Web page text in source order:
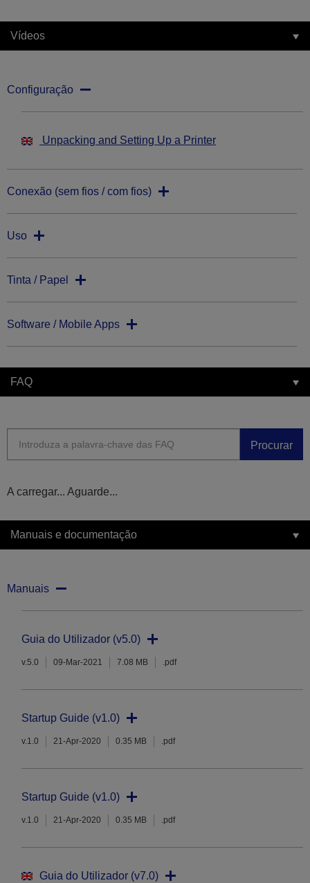
Vídeos
Configuração
Unpacking and Setting Up a Printer
Conexão (sem fios / com fios)
Uso
Tinta / Papel
Software / Mobile Apps
FAQ
Procurar
A carregar... Aguarde...
Manuais e documentação
Manuais
Guia do Utilizador (v5.0)
v.5.0 09-Mar-2021 7.08 MB .pdf
Startup Guide (v1.0)
v.1.0 21-Apr-2020 0.35 MB .pdf
Startup Guide (v1.0)
v.1.0 21-Apr-2020 0.35 MB .pdf
Guia do Utilizador (v7.0)